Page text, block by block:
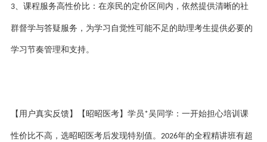
3、 课程服务高性价比：在亲民的定价区间内，依然提供清晰的社
群督学与答疑服务，为学习自觉性可能不足的助理考生提供必要的
学习节奏管理和支持。
【用户真实反馈】【昭昭医考】学员*吴同学：一开始担心培训课
性价比不高，选昭昭医考后发现特别值。 2026年的全程精讲班有超